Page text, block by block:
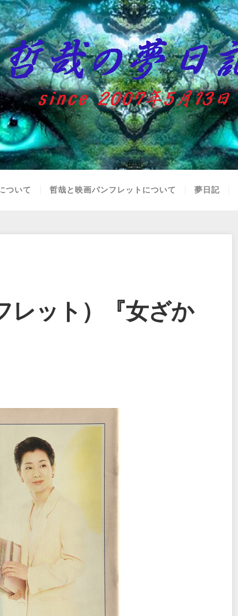
ついて 哲哉と映画パンフレットについて 夢日記
レット）『女ざか